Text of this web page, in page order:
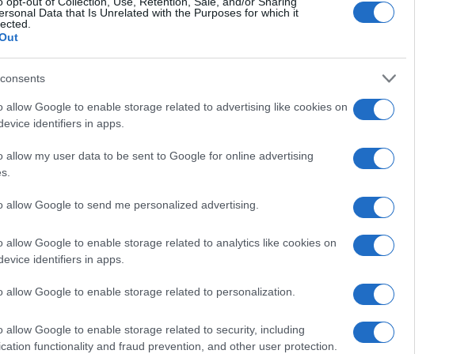
Data that Is Unrelated with the Purposes for which it
allow Google to enable storage related to advertising like cookies on
identifiers in apps.
allow my user data to be sent to Google for online advertising
allow Google to send me personalized advertising.
allow Google to enable storage related to analytics like cookies on
identifiers in apps.
allow Google to enable storage related to personalization.
allow Google to enable storage related to security, including
functionality and fraud prevention, and other user protection.